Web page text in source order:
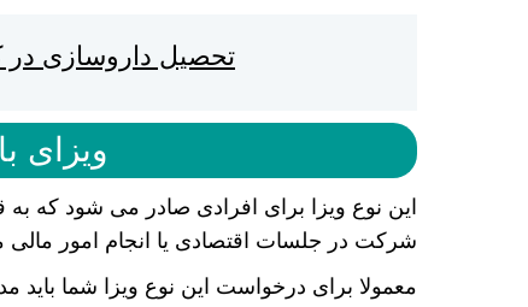
تحصیل داروسازی در
ویزای
این نوع ویزا برای افرادی صادر می شود که به
شرکت در جلسات اقتصادی یا انجام امور
معمولا برای درخواست این نوع ویزا شما باید